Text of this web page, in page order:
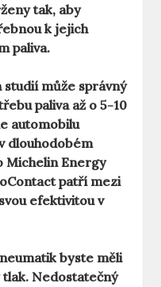
tak, aby
k jejich
paliva.
může správný
paliva až o 5-10
automobilu
dlouhodobém
Michelin Energy
patří mezi
efektivitou v
byste měli
tlak. Nedostatečný